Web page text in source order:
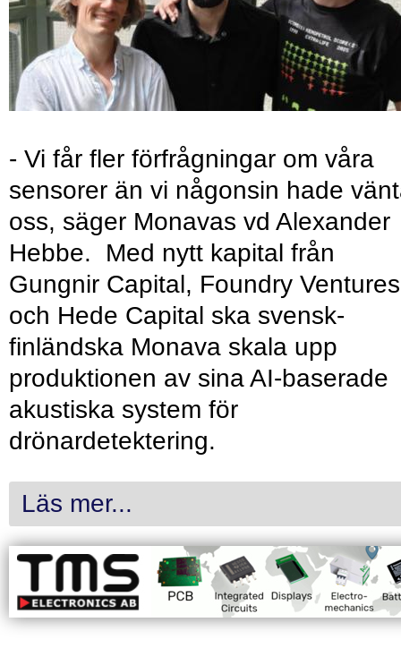
- Vi får fler förfrågningar om våra
sensorer än vi någonsin hade
oss, säger Monavas vd Alexander
Hebbe. Med nytt kapital från
Gungnir Capital, Foundry Ventures
och Hede Capital ska svensk-
finländska Monava skala upp
produktionen av sina AI-baserade
akustiska system för
drönardetektering.
Läs mer...